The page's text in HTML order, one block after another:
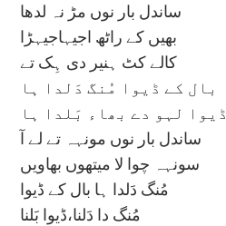
ساندل بار نوں مڑ نہ لدھا
بھیں کے راٹھ اجیہاجیہڑا
کالے کٹ ہنیر دی ہِک تے
بال کے ڈیوا مُنگ دَلدا ہا
ڈیوا لہو دے بھاء بَلدا ہا
ساندل بار نوں مونہہ تے لے آ
سونہہ چوا لا میتھوں بھاویں
مُنگ دَلدا ہا بال کے ڈیوا
مُنگ دا دَلنا،ڈیوا بَلنا